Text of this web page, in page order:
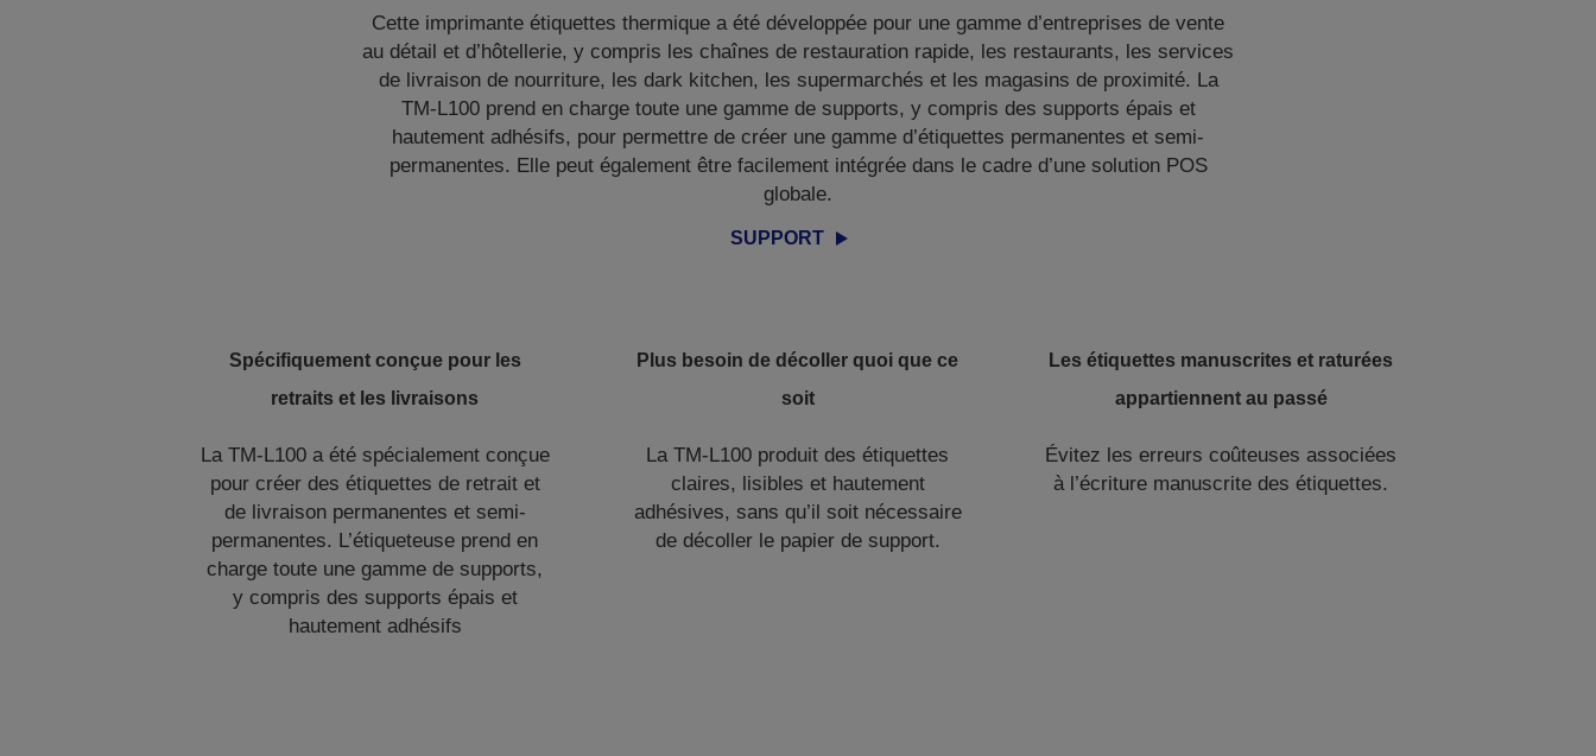
Cette imprimante étiquettes thermique a été développée pour une gamme d’entreprises de vente
au détail et d’hôtellerie, y compris les chaînes de restauration rapide, les restaurants, les services
de livraison de nourriture, les dark kitchen, les supermarchés et les magasins de proximité. La
TM-L100 prend en charge toute une gamme de supports, y compris des supports épais et
hautement adhésifs, pour permettre de créer une gamme d’étiquettes permanentes et semi-
permanentes. Elle peut également être facilement intégrée dans le cadre d’une solution POS
globale.
SUPPORT
Spécifiquement conçue pour les
retraits et les livraisons
La TM-L100 a été spécialement conçue
pour créer des étiquettes de retrait et
de livraison permanentes et semi-
permanentes. L’étiqueteuse prend en
charge toute une gamme de supports,
y compris des supports épais et
hautement adhésifs
Plus besoin de décoller quoi que ce
soit
La TM-L100 produit des étiquettes
claires, lisibles et hautement
adhésives, sans qu’il soit nécessaire
de décoller le papier de support.
Les étiquettes manuscrites et raturées
appartiennent au passé
Évitez les erreurs coûteuses associées
à l’écriture manuscrite des étiquettes.